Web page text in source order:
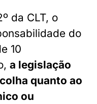
da CLT, o
do
10
a legislação
quanto ao
ou